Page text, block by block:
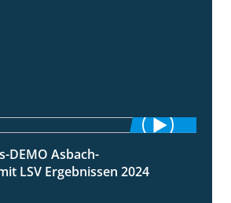
DEMO Asbach-
LSV Ergebnissen 2024